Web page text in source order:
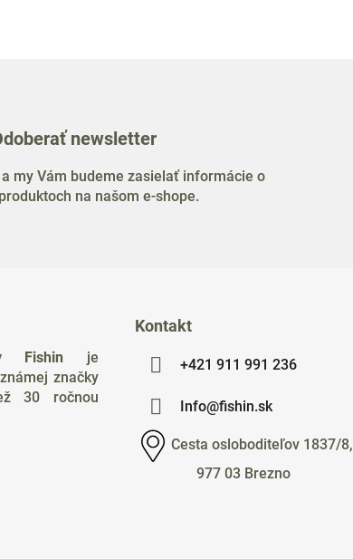
newsletter
my Vám budeme zasielať informácie o
na našom e-shope.
Fishin je
značky
30 ročnou
Kontakt
+421 911 991 236
Info@fishin.sk
Cesta osloboditeľov 1837/8,
977 03 Brezno